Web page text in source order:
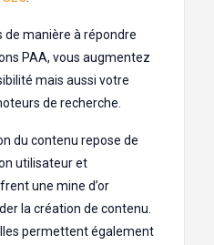
de manière à répondre
PAA, vous augmentez
mais aussi votre
de recherche.
du contenu repose de
utilisateur et
une mine d’or
la création de contenu.
permettent également